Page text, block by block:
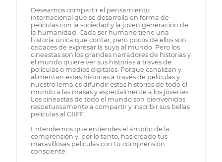
Deseamos compartir el pensamiento
internacional que se desarrolla en forma de
películas con la sociedad y la joven generación de
la humanidad. Cada ser humano tiene una
historia única que contar, pero pocos de ellos son
capaces de expresar la suya al mundo. Pero los
cineastas son los grandes narradores de historias y
el mundo quiere ver sus historias a través de
películas o medios digitales. Porque canalizan y
alimentan estas historias a través de películas y
nuestro lema es difundir estas historias de todo el
mundo a las masas y especialmente a los jóvenes.
Los cineastas de todo el mundo son bienvenidos
respetuosamente a compartir y inscribir sus bellas
películas al GIIFF.
Entendemos que entiendes el ámbito de la
comprensión y, por lo tanto, has creado tus
maravillosas películas con tu comprensión
consciente.